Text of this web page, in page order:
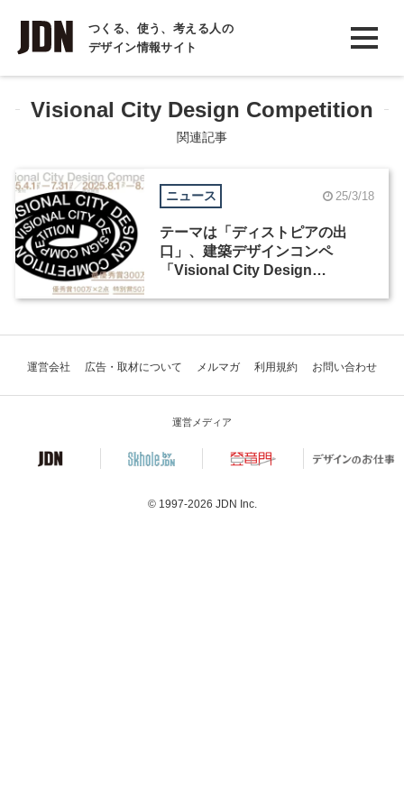
つくる、使う、考える人の
デザイン情報サイト
INTERVIEW
インタビュー
REPORT
COLUMN
コラム
Visional City Design Competition
関連記事
ニュース 25/3/18
テーマは「ディストピアの出
口」、建築デザインコンペ
「Visional City Design
運営会社 広告・取材について メルマガ 利用規約 お問い合わせ
運営メディア
© 1997-2026 JDN Inc.